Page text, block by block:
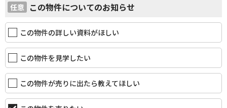
任意 この物件についてのお知らせ
この物件の詳しい資料がほしい
この物件を見学したい
この物件が売りに出たら教えてほしい